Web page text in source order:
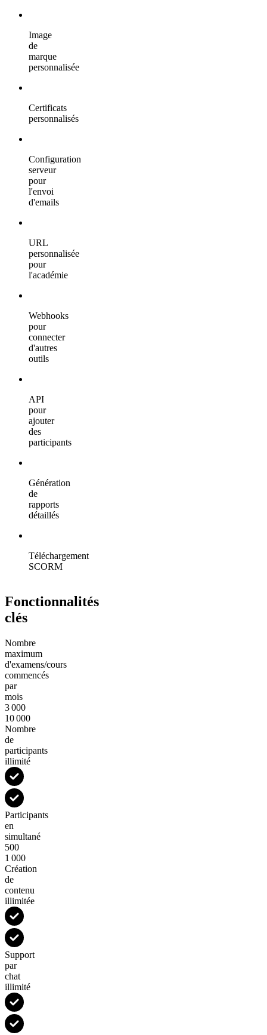
Image
de
marque
personnalisée
Certificats
personnalisés
Configuration
serveur
pour
l'envoi
d'emails
URL
personnalisée
pour
l'académie
Webhooks
pour
connecter
d'autres
outils
API
pour
ajouter
des
participants
Génération
de
rapports
détaillés
Téléchargement
SCORM
Fonctionnalités
clés
Nombre
maximum
d'examens/cours
commencés
par
mois
3 000
10 000
Nombre
de
participants
illimité
Participants
en
simultané
500
1 000
Création
de
contenu
illimitée
Support
par
chat
illimité